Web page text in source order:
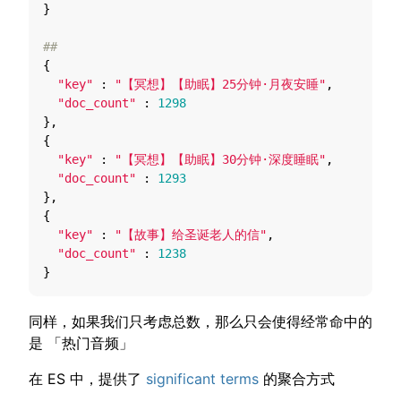
}
##
{
"key"
: "【冥想】【助眠】25分钟·月夜安睡" ,
"doc_count"
:
1298
},
{
"key"
: "【冥想】【助眠】30分钟·深度睡眠" ,
"doc_count"
:
1293
},
{
"key"
: "【故事】给圣诞老人的信" ,
"doc_count"
:
1238
}
同样，如果我们只考虑总数，那么只会使得经常命中的
是 「热门音频」
在 ES 中，提供了 significant terms 的聚合方式